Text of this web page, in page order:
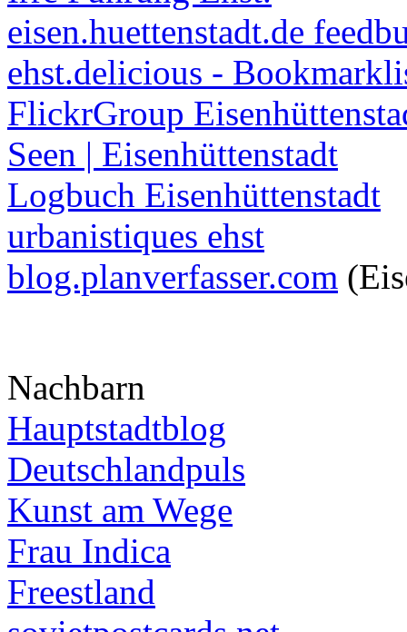
eisen.huettenstadt.de
ehst.delicious -
FlickrGroup
Seen | Eisenhüttenstadt
Logbuch Eisenhüttenstadt
urbanistiques ehst
blog.planverfasser.com
Nachbarn
Hauptstadtblog
Deutschlandpuls
Kunst am Wege
Frau Indica
Freestland